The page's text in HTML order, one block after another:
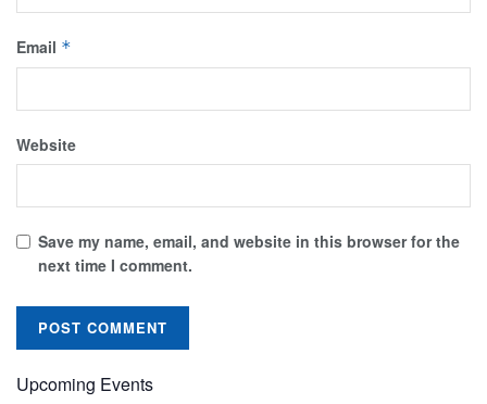
Email *
Website
Save my name, email, and website in this browser for the
next time I comment.
Upcoming Events